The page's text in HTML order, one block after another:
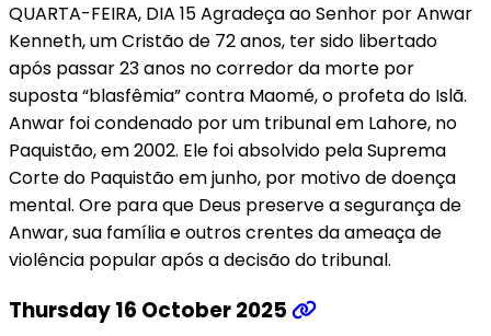
QUARTA-FEIRA, DIA 15 Agradeça ao Senhor por Anwar
Kenneth, um Cristão de 72 anos, ter sido libertado
após passar 23 anos no corredor da morte por
suposta “blasfêmia” contra Maomé, o profeta do Islã.
Anwar foi condenado por um tribunal em Lahore, no
Paquistão, em 2002. Ele foi absolvido pela Suprema
Corte do Paquistão em junho, por motivo de doença
mental. Ore para que Deus preserve a segurança de
Anwar, sua família e outros crentes da ameaça de
violência popular após a decisão do tribunal.
Thursday 16 October 2025